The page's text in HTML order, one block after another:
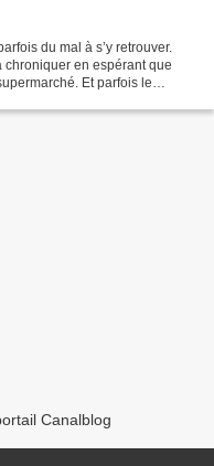
du mal à s’y retrouver.
en espérant que
Et parfois le
Canalblog